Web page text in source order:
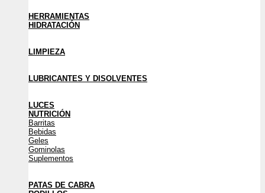
HERRAMIENTAS
HIDRATACIÓN
LIMPIEZA
LUBRICANTES Y DISOLVENTES
LUCES
NUTRICIÓN
Barritas
Bebidas
Geles
Gominolas
Suplementos
PATAS DE CABRA